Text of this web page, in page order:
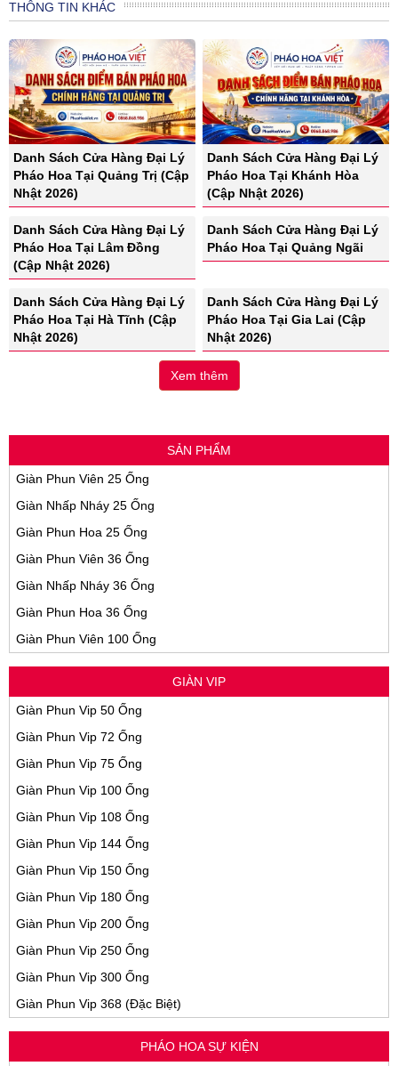
THÔNG TIN KHÁC
Danh Sách Cửa Hàng Đại Lý
Pháo Hoa Tại Quảng Trị (Cập
Nhật 2026)
Danh Sách Cửa Hàng Đại Lý
Pháo Hoa Tại Khánh Hòa
(Cập Nhật 2026)
Danh Sách Cửa Hàng Đại Lý
Pháo Hoa Tại Lâm Đồng
(Cập Nhật 2026)
Danh Sách Cửa Hàng Đại Lý
Pháo Hoa Tại Quảng Ngãi
Danh Sách Cửa Hàng Đại Lý
Pháo Hoa Tại Gia Lai (Cập
Nhật 2026)
Giàn Phun Viên 25 Ống
Giàn Nhấp Nháy 25 Ống
Giàn Phun Hoa 25 Ống
Giàn Phun Viên 36 Ống
Giàn Nhấp Nháy 36 Ống
Giàn Phun Hoa 36 Ống
Giàn Phun Viên 100 Ống
GIÀN VIP
Giàn Phun Vip 50 Ống
Giàn Phun Vip 72 Ống
Giàn Phun Vip 75 Ống
Giàn Phun Vip 100 Ống
Giàn Phun Vip 108 Ống
Giàn Phun Vip 144 Ống
Giàn Phun Vip 150 Ống
Giàn Phun Vip 180 Ống
Giàn Phun Vip 200 Ống
Giàn Phun Vip 250 Ống
Giàn Phun Vip 300 Ống
Giàn Phun Vip 368 (Đặc Biệt)
PHÁO HOA SỰ KIỆN